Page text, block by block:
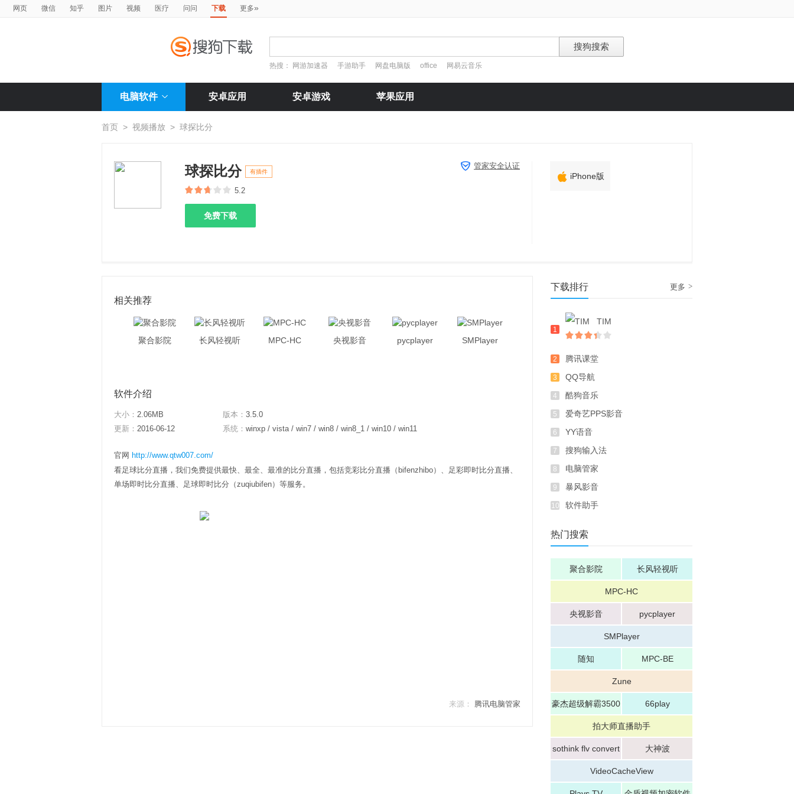
网页 微信 知乎 图片 视频 医疗 问问 下载 更多»
热搜： 网游加速器 手游助手 网盘电脑版 office 网易云音乐
电脑软件 安卓应用 安卓游戏 苹果应用
首页 > 视频播放 > 球探比分
 iPhone版
球探比分 有插件
5.2
免费下载
管家安全认证
相关推荐
聚合影院 长风轻视听 MPC-HC 央视影音 pycplayer SMPlayer
软件介绍
大小： 2.06MB 版本： 3.5.0
更新： 2016-06-12 系统： winxp / vista / win7 / win8 / win8_1 / win10 / win11
官网 http://www.qtw007.com/
看足球比分直播，我们免费提供最快、最全、最准的比分直播，包括竞彩比分直播（bifenzhibo）、足彩即时比分直播、
单场即时比分直播、足球即时比分（zuqiubifen）等服务。
来源： 腾讯电脑管家
下载排行 更多 >
1
TIM
2 腾讯课堂
3 QQ导航
4 酷狗音乐
5 爱奇艺PPS影音
6 YY语音
7 搜狗输入法
8 电脑管家
9 暴风影音
10 软件助手
热门搜索
聚合影院 长风轻视听
MPC-HC
央视影音 pycplayer
SMPlayer
随知 MPC-BE
Zune
豪杰超级解霸3500 66play
拍大师直播助手
sothink flv convert 大神波
VideoCacheView